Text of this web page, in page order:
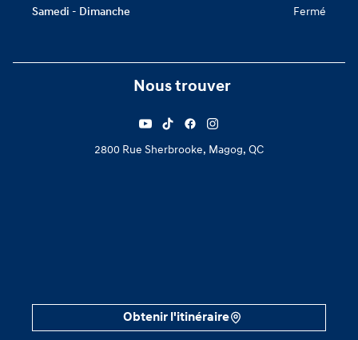
Samedi - Dimanche Fermé
Nous trouver
2800 Rue Sherbrooke, Magog, QC
Obtenir l'itinéraire